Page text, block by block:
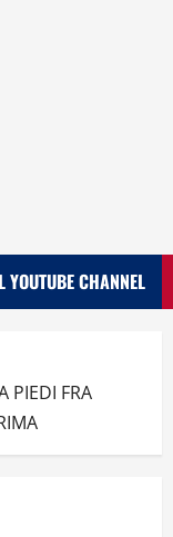
YOUTUBE CHANNEL
PIEDI FRA